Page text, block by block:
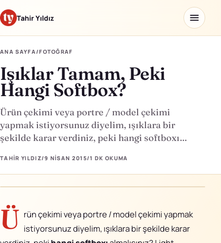
Tahir Yıldız
Ana sayfa
Blog
Hakkımda
Kaydettiklerim
AiPixo
ANA SAYFA/FOTOĞRAF
Işıklar Tamam, Peki
Hangi Softbox?
Ürün çekimi veya portre / model çekimi
yapmak istiyorsunuz diyelim, ışıklara bir
şekilde karar verdiniz, peki hangi softboxı…
TAHIR YILDIZ/9 NISAN 2015/1 DK OKUMA
Ü rün çekimi veya portre / model çekimi yapmak
istiyorsunuz diyelim, ışıklara bir şekilde karar